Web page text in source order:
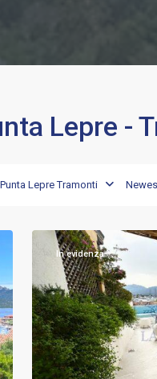
Lepre -
Punta Lepre Tramonti
Punta
Lepre
In evidenza